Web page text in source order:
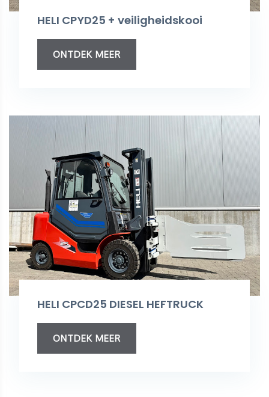
HELI CPYD25 + veiligheidskooi
ONTDEK MEER
HELI CPCD25 DIESEL HEFTRUCK
ONTDEK MEER